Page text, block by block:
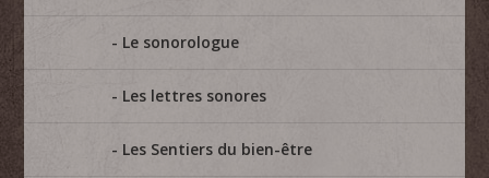
Le sonorologue
Les lettres sonores
Les Sentiers du bien-être